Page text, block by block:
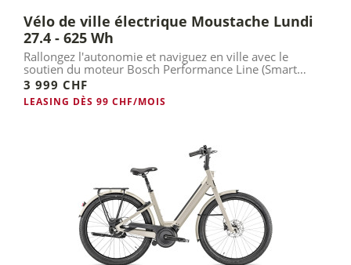
Vélo de ville électrique Moustache Lundi
27.4 - 625 Wh
Rallongez l'autonomie et naviguez en ville avec le
soutien du moteur Bosch Performance Line (Smart
System).
3 999 CHF
LEASING DÈS 99 CHF/MOIS